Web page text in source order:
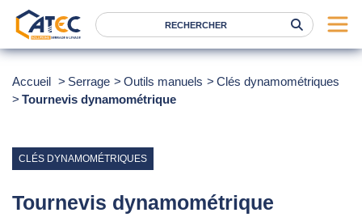
Levage
Nos agences
Accueil Serrage Outils manuels
Clés dynamométriques
Tournevis dynamométrique
CLÉS DYNAMOMÉTRIQUES
Tournevis dynamométrique